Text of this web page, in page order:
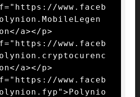
www.faceb
a></p>
www.faceb
a></p>
www.faceb